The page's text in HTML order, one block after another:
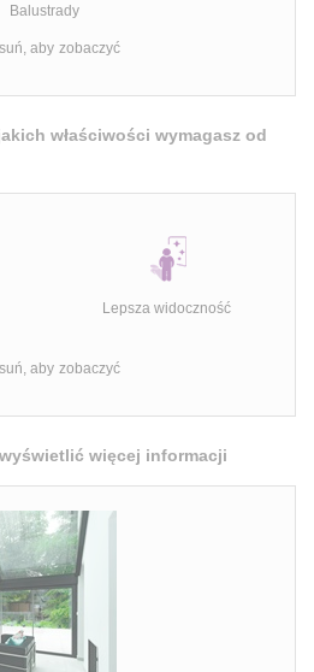
Balustrady
aby zobaczyć
właściwości wymagasz od
Lepsza widoczność
aby zobaczyć
więcej informacji